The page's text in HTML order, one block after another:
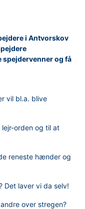
i Antvorskov
spejdervenner og få
vil bl.a. blive
orden og til at
reneste hænder og
Det laver vi da selv!
over stregen?